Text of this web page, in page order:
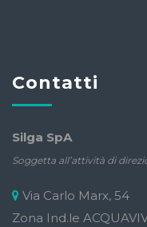
Contatti
Silga SpA
Soggetta all’attività di
Via Carlo Marx, 54
Zona Ind.le